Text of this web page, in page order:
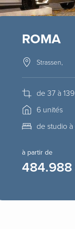
ROMA
Strassen,
de 37 à
6 unités
de studio
à partir de